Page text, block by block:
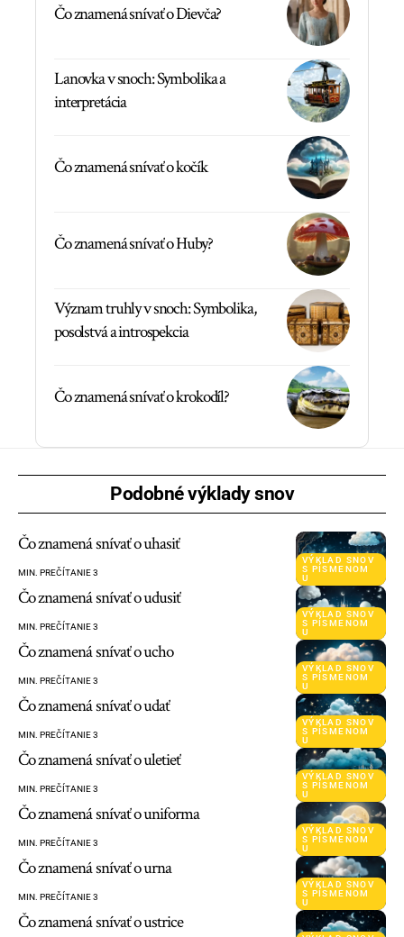
Čo znamená snívať o Dievča?
Lanovka v snoch: Symbolika a
interpretácia
Čo znamená snívať o kočík
Čo znamená snívať o Huby?
Význam truhly v snoch: Symbolika,
posolstvá a introspekcia
Čo znamená snívať o krokodíl?
Podobné výklady snov
VÝKLAD SNOV
S PÍSMENOM
U
Čo znamená snívať o uhasiť
MIN. PREČÍTANIE 3
VÝKLAD SNOV
S PÍSMENOM
U
Čo znamená snívať o udusiť
MIN. PREČÍTANIE 3
VÝKLAD SNOV
S PÍSMENOM
U
Čo znamená snívať o ucho
MIN. PREČÍTANIE 3
VÝKLAD SNOV
S PÍSMENOM
U
Čo znamená snívať o udať
MIN. PREČÍTANIE 3
VÝKLAD SNOV
S PÍSMENOM
U
Čo znamená snívať o uletieť
MIN. PREČÍTANIE 3
VÝKLAD SNOV
S PÍSMENOM
U
Čo znamená snívať o uniforma
MIN. PREČÍTANIE 3
VÝKLAD SNOV
S PÍSMENOM
U
Čo znamená snívať o urna
MIN. PREČÍTANIE 3
Čo znamená snívať o ustrice